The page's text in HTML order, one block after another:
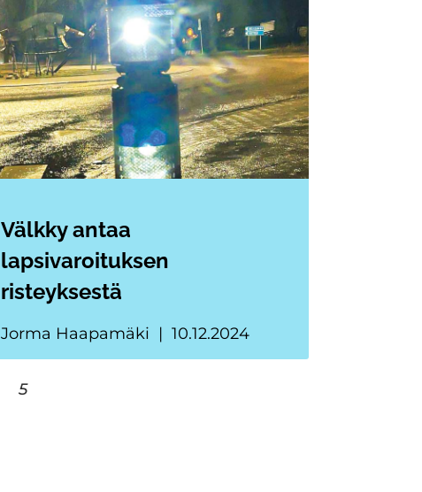
Välkky antaa
lapsivaroituksen
risteyksestä
Jorma Haapamäki 10.12.2024
5